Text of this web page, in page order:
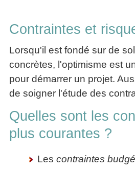
Contraintes et
Lorsqu'il est fondé sur de
concrètes, l'optimisme est
pour démarrer un projet.
de soigner l'étude des
Quelles sont les
plus courantes ?
Les contraintes